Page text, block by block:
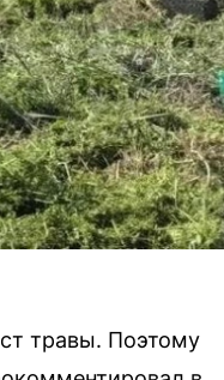
травы. Поэтому